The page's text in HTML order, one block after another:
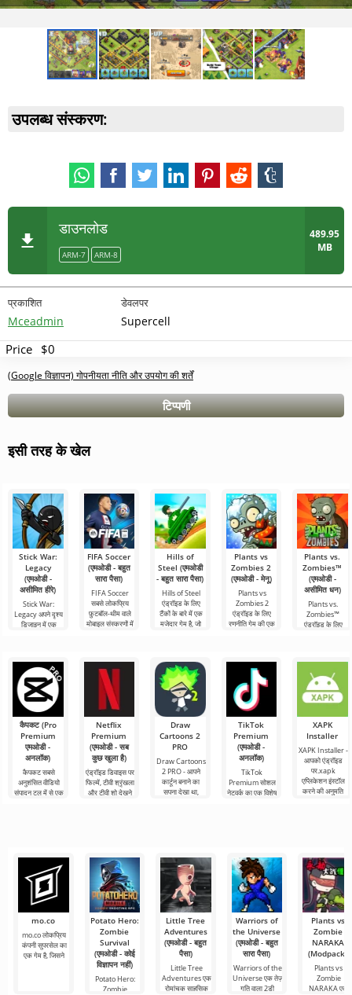
उपलब्ध संस्करण:
डाउनलोड
ARM-7 ARM-8
489.95
MB
प्रकाशित
Mceadmin
डेवलपर
Supercell
Price $0
(Google विज्ञापन) गोपनीयता नीति और उपयोग की शर्तें
टिप्पणी
इसी तरह के खेल
Stick War:
Legacy
(एमओडी -
असीमित हीरे)
Stick War:
Legacy अपने दृश्य
डिजाइन में एक
FIFA Soccer
(एमओडी - बहुत
सारा पैसा)
FIFA Soccer
सबसे लोकप्रिय
फ़ुटबॉल-थीम वाले
मोबाइल संस्करणों में
Hills of
Steel (एमओडी
- बहुत सारा पैसा)
Hills of Steel
एंड्रॉइड के लिए
टैंकों के बारे में एक
मजेदार गेम है, जो
Plants vs
Zombies 2
(एमओडी - मेनू)
Plants vs
Zombies 2
एंड्रॉइड के लिए
रणनीति गेम की एक
Plants vs.
Zombies™
(एमओडी -
असीमित धन)
Plants vs.
Zombies™
एंड्रॉइड के लिए
शैली में
कैपकट (Pro
Premium
एमओडी -
अनलॉक)
कैपकट सबसे
अनुशंसित वीडियो
संपादन टूल में से एक
Netflix
Premium
(एमओडी - सब
कुछ खुला है)
एंड्रॉइड डिवाइस पर
फिल्में, टीवी श्रृंखला
और टीवी शो देखने
Draw
Cartoons 2
PRO
Draw Cartoons
2 PRO - आपने
कार्टून बनाने का
सपना देखा था,
TikTok
Premium
(एमओडी -
अनलॉक)
TikTok
Premium सोशल
नेटवर्क का एक विशेष
XAPK
Installer
XAPK Installer -
आपको एंड्रॉइड
पर.xapk
एप्लिकेशन इंस्टॉल
करने की अनुमति
mo.co
mo.co लोकप्रिय
कंपनी सुपरसेल का
एक गेम है, जिसने
Potato Hero:
Zombie
Survival
(एमओडी - कोई
विज्ञापन नहीं)
Potato Hero:
Zombie
Little Tree
Adventures
(एमओडी - बहुत
पैसा)
Little Tree
Adventures एक
रोमांचक साहसिक
Warriors of
the Universe
(एमओडी - बहुत
सारा पैसा)
Warriors of the
Universe एक तेज़
गति वाला 2डी
Plants vs
Zombie
NARAKA
(Modpack)
Plants vs
Zombie
NARAKA एक